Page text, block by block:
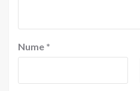
Nume *